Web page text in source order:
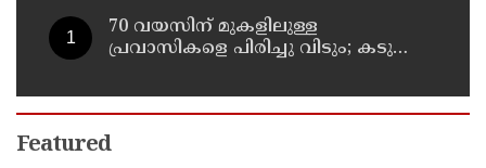
70 വയസിന് മുകളിലുള്ള
പ്രവാസികളെ പിരിച്ചു വിടും; കടുത്ത
Featured